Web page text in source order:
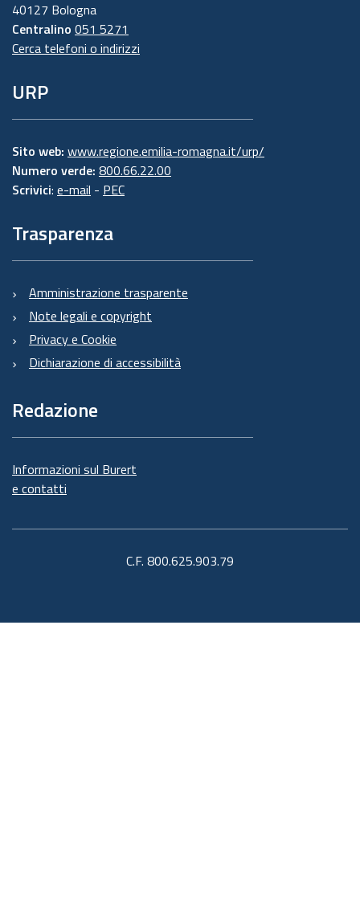
40127 Bologna
Centralino 051 5271
Cerca telefoni o indirizzi
URP
Sito web: www.regione.emilia-romagna.it/urp/
Numero verde: 800.66.22.00
Scrivici: e-mail - PEC
Trasparenza
Amministrazione trasparente
Note legali e copyright
Privacy e Cookie
Dichiarazione di accessibilità
Redazione
Informazioni sul Burert
e contatti
C.F. 800.625.903.79